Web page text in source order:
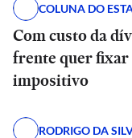
COLUNA DO
Com custo da
frente quer fixar
impositivo
RODRIGO DA